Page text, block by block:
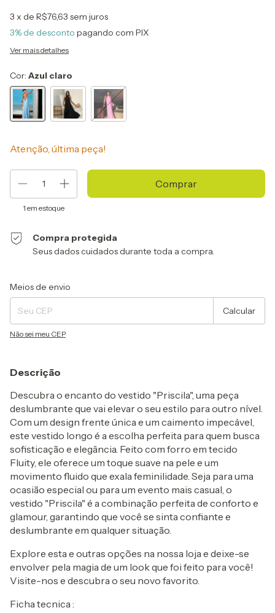
3 x de R$76,63 sem juros
3% de desconto pagando com PIX
Ver mais detalhes
Cor: Azul claro
Atenção, última peça!
1 em estoque
Compra protegida
Seus dados cuidados durante toda a compra.
Entregas para o CEP:
Meios de envio
Calcular
Não sei meu CEP
Descrição
Descubra o encanto do vestido "Priscila", uma peça
deslumbrante que vai elevar o seu estilo para outro nível.
Com um design frente única e um caimento impecável,
este vestido longo é a escolha perfeita para quem busca
sofisticação e elegância. Feito com forro em tecido
Fluity, ele oferece um toque suave na pele e um
movimento fluido que exala feminilidade. Seja para uma
ocasião especial ou para um evento mais casual, o
vestido "Priscila" é a combinação perfeita de conforto e
glamour, garantindo que você se sinta confiante e
deslumbrante em qualquer situação.
Explore esta e outras opções na nossa loja e deixe-se
envolver pela magia de um look que foi feito para você!
Visite-nos e descubra o seu novo favorito.
Ficha tecnica :